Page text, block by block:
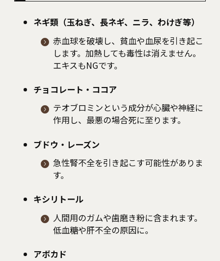
ネギ類（玉ねぎ、長ネギ、ニラ、わけぎ等）
赤血球を破壊し、貧血や血尿を引き起こ
します。加熱しても毒性は消えません。
エキスもNGです。
チョコレート・ココア
テオブロミンという成分が心臓や神経に
作用し、最悪の場合死に至ります。
ブドウ・レーズン
急性腎不全を引き起こす可能性がありま
す。
キシリトール
人間用のガムや歯磨き粉に含まれます。
低血糖や肝不全の原因に。
アボカド